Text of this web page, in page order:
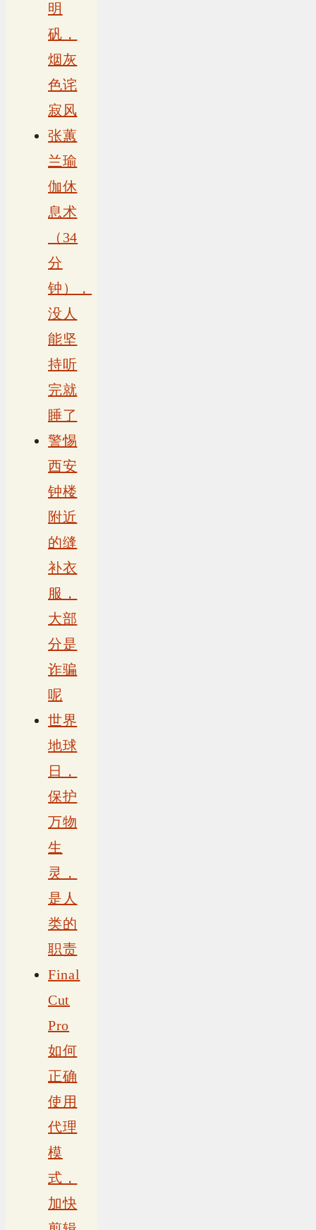
明
矾，
烟灰
色诧
寂风
张蕙
兰瑜
伽休
息术
（34
分
钟），
没人
能坚
持听
完就
睡了
警惕
西安
钟楼
附近
的缝
补衣
服，
大部
分是
诈骗
呢
世界
地球
日，
保护
万物
生
灵，
是人
类的
职责
Final
Cut
Pro
如何
正确
使用
代理
模
式，
加快